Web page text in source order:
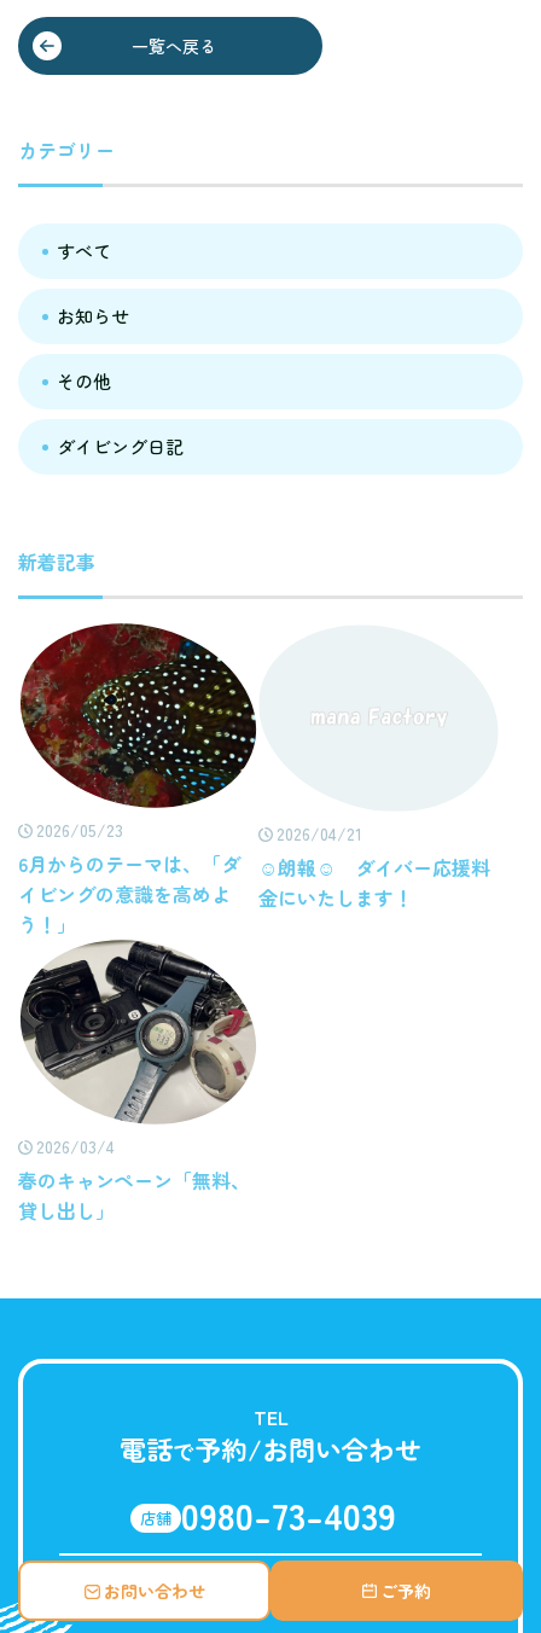
お問い合わせ ご予約
一覧へ戻る
カテゴリー
すべて
お知らせ
その他
ダイビング日記
新着記事
2026/05/23
6月からのテーマは、「ダ
イビングの意識を高めよ
う！」
2026/04/21
☺朗報☺ ダイバー応援料
金にいたします！
2026/03/4
春のキャンペーン「無料、
貸し出し」
TEL
電話で予約/お問い合わせ
店舗 0980-73-4039
携帯 090-7062-9291